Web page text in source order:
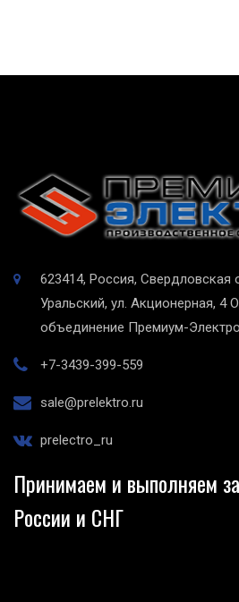
623414, Россия, Свердловская
Уральский, ул. Акционерная, 4
объединение Премиум-
+7-3439-399-559
sale@prelektro.ru
prelectro_ru
Принимаем и выполняем
России и СНГ